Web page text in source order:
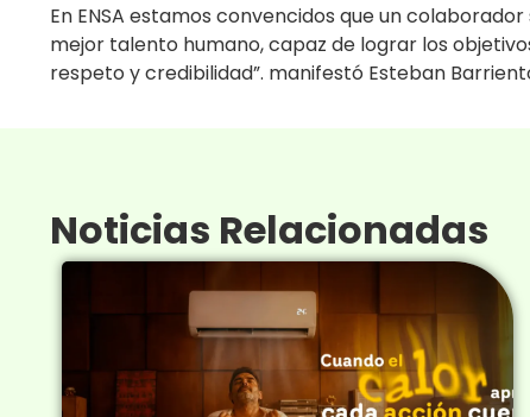
En ENSA estamos convencidos que un
mejor talento humano, capaz de lograr los
respeto y credibilidad”. manifestó Esteban
Noticias Relacionadas